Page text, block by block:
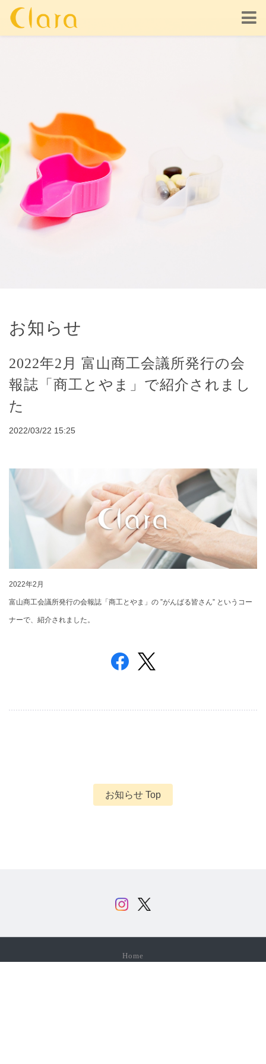
お知らせ
2022年2月 富山商工会議所発行の会
報誌「商工とやま」で紹介されまし
た
2022/03/22 15:25
2022年2月
富山商工会議所発行の会報誌 「商工とやま」の ”がんばる皆さん” というコー
ナーで、紹介されました。
お知らせ Top
Home